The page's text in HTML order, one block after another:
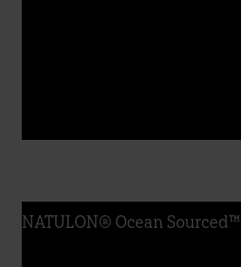
NATULON® Ocean Sourced™